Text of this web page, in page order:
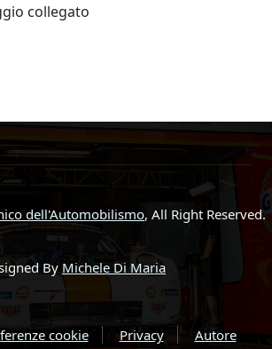
collegato
dell'Automobilismo, All Right Reserved.
By Michele Di Maria
cookie Privacy Autore